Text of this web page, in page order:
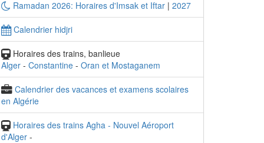
Ramadan 2026: Horaires d'Imsak et Iftar | 2027
Calendrier hidjri
Horaires des trains, banlieue
Alger - Constantine - Oran et Mostaganem
Calendrier des vacances et examens scolaires
en Algérie
Horaires des trains Agha - Nouvel Aéroport
d'Alger -